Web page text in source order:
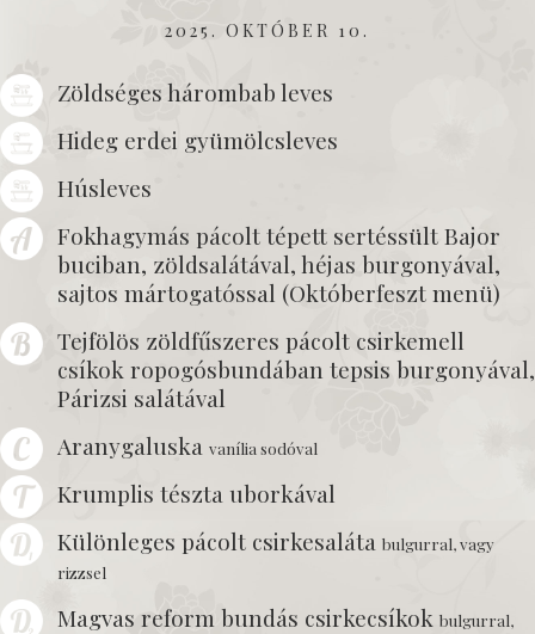
2025. OKTÓBER 10.
Zöldséges hárombab leves
Hideg erdei gyümölcsleves
Húsleves
Fokhagymás pácolt tépett sertéssült Bajor
buciban, zöldsalátával, héjas burgonyával,
sajtos mártogatóssal (Októberfeszt menü)
Tejfölös zöldfűszeres pácolt csirkemell
csíkok ropogósbundában tepsis burgonyával,
Párizsi salátával
Aranygaluska vanília sodóval
Krumplis tészta uborkával
Különleges pácolt csirkesaláta bulgurral, vagy
rizzsel
Magvas reform bundás csirkecsíkok bulgurral,